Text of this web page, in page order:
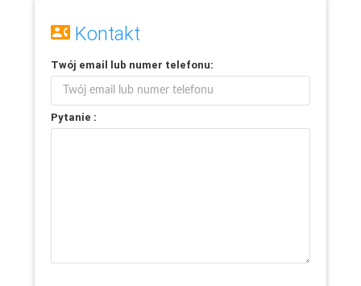
Kontakt
Twój email lub numer telefonu:
Pytanie :